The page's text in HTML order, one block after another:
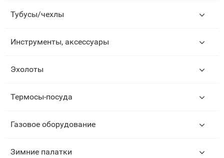
Тубусы/чехлы
Инструменты, аксессуары
Эхолоты
Термосы-посуда
Газовое оборудование
Зимние палатки